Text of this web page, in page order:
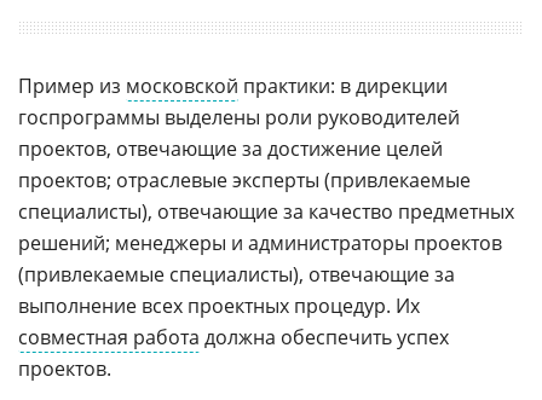
Пример из московской практики: в дирекции
госпрограммы выделены роли руководителей
проектов, отвечающие за достижение целей
проектов; отраслевые эксперты (привлекаемые
специалисты), отвечающие за качество предметных
решений; менеджеры и администраторы проектов
(привлекаемые специалисты), отвечающие за
выполнение всех проектных процедур. Их
совместная работа должна обеспечить успех
проектов.